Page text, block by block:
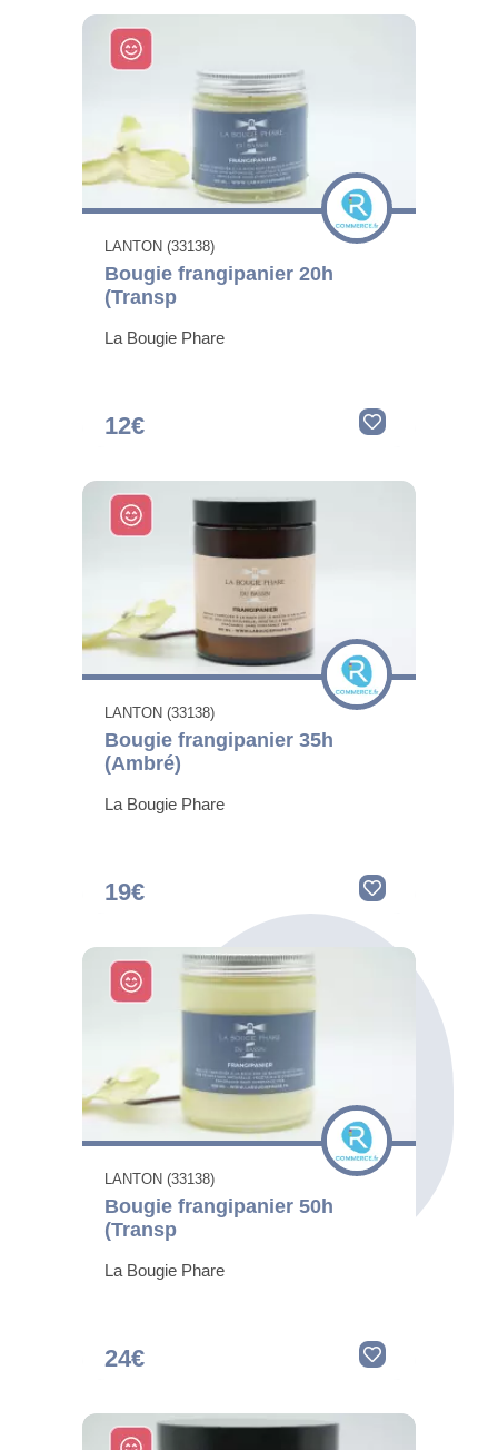
LANTON (33138)
Bougie frangipanier 20h
(Transp
La Bougie Phare
12€
LANTON (33138)
Bougie frangipanier 35h
(Ambré)
La Bougie Phare
19€
LANTON (33138)
Bougie frangipanier 50h
(Transp
La Bougie Phare
24€